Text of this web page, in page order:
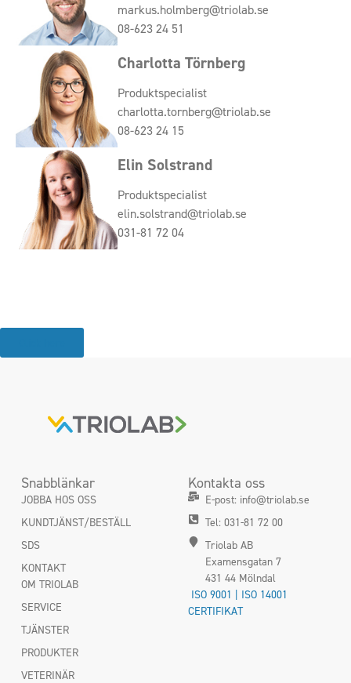
markus.holmberg@triolab.se
08-623 24 51
Charlotta Törnberg
Produktspecialist
charlotta.tornberg@triolab.se
08-623 24 15
Elin Solstrand
Produktspecialist
elin.solstrand@triolab.se
031-81 72 04
Snabblänkar
JOBBA HOS OSS
KUNDTJÄNST/BESTÄLL
SDS
KONTAKT
OM TRIOLAB
SERVICE
TJÄNSTER
PRODUKTER
VETERINÄR
Kontakta oss
E-post: info@triolab.se
Tel: 031-81 72 00
Triolab AB
Examensgatan 7
431 44 Mölndal
ISO 9001 | ISO 14001
CERTIFIKAT